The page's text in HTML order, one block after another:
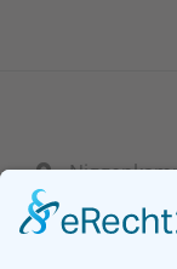
+ 49 (0) 23